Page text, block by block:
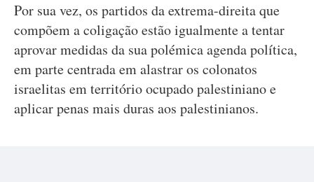
Por sua vez, os partidos da extrema-direita que
compõem a coligação estão igualmente a tentar
aprovar medidas da sua polémica agenda política,
em parte centrada em alastrar os colonatos
israelitas em território ocupado palestiniano e
aplicar penas mais duras aos palestinianos.